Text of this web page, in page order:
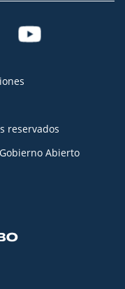
reservados
Abierto